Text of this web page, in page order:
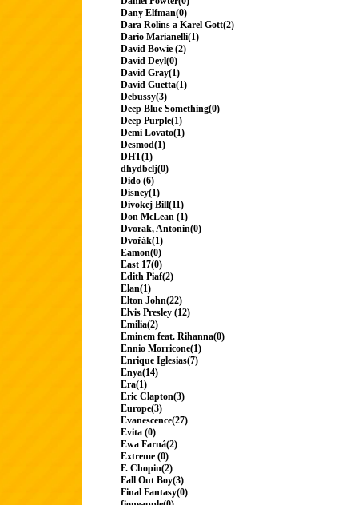
Dany Elfman(0)
Dara Rolins a Karel Gott(2)
Dario Marianelli(1)
David Bowie (2)
David Deyl(0)
David Gray(1)
David Guetta(1)
Debussy(3)
Deep Blue Something(0)
Deep Purple(1)
Demi Lovato(1)
Desmod(1)
DHT(1)
dhydbclj(0)
Dido (6)
Disney(1)
Divokej Bill(11)
Don McLean (1)
Dvorak, Antonin(0)
Dvořák(1)
Eamon(0)
East 17(0)
Edith Piaf(2)
Elan(1)
Elton John(22)
Elvis Presley (12)
Emilia(2)
Eminem feat. Rihanna(0)
Ennio Morricone(1)
Enrique Iglesias(7)
Enya(14)
Era(1)
Eric Clapton(3)
Europe(3)
Evanescence(27)
Evita (0)
Ewa Farná(2)
Extreme (0)
F. Chopin(2)
Fall Out Boy(3)
Final Fantasy(0)